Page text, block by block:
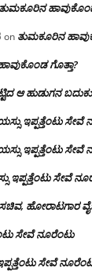
ತುಮಕೂರಿನ
on ತುಮಕೂರಿನ
ಗೊತ್ತಾ?
ಆ ಹುಡುಗನ
ಇಪ್ಪತ್ತೆಂಟು ಸೇವೆ
ಇಪ್ಪತ್ತೆಂಟು ಸೇವೆ
ಇಪ್ಪತ್ತೆಂಟು ಸೇವೆ
ಹೋರಾಟಗಾರ
ಸೇವೆ ನೂರೆಂಟು
ಸೇವೆ